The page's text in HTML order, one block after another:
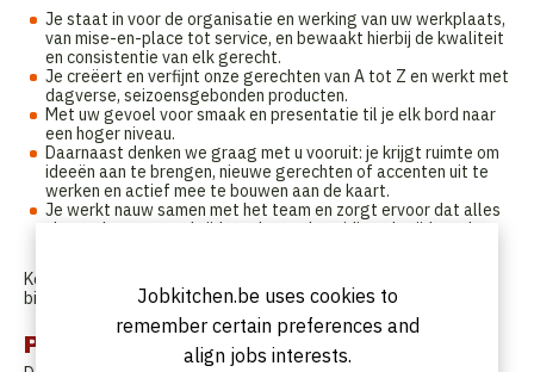
Je staat in voor de organisatie en werking van uw werkplaats,
van mise-en-place tot service, en bewaakt hierbij de kwaliteit
en consistentie van elk gerecht.
Je creëert en verfijnt onze gerechten van A tot Z en werkt met
dagverse, seizoensgebonden producten.
Met uw gevoel voor smaak en presentatie til je elk bord naar
een hoger niveau.
Daarnaast denken we graag met u vooruit: je krijgt ruimte om
ideeën aan te brengen, nieuwe gerechten of accenten uit te
werken en actief mee te bouwen aan de kaart.
Je werkt nauw samen met het team en zorgt ervoor dat alles
vlot verloopt, zowel tijdens de voorbereiding als tijdens de
Kortom, een rol met verantwoordelijkheid, creativiteit en impact
binnen de keuken.
Profile
Jobkitchen.be uses cookies to
remember certain preferences and
align jobs interests.